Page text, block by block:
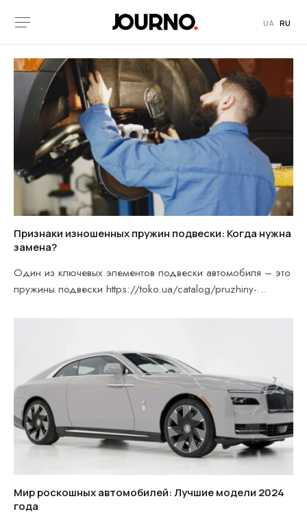
UA RU
Признаки изношенных пружин подвески: Когда нужна
замена?
Один из ключевых элементов подвески автомобиля – это
пружины подвески https://toko.ua/catalog/pruzhiny-
Мир роскошных автомобилей: Лучшие модели 2024
года